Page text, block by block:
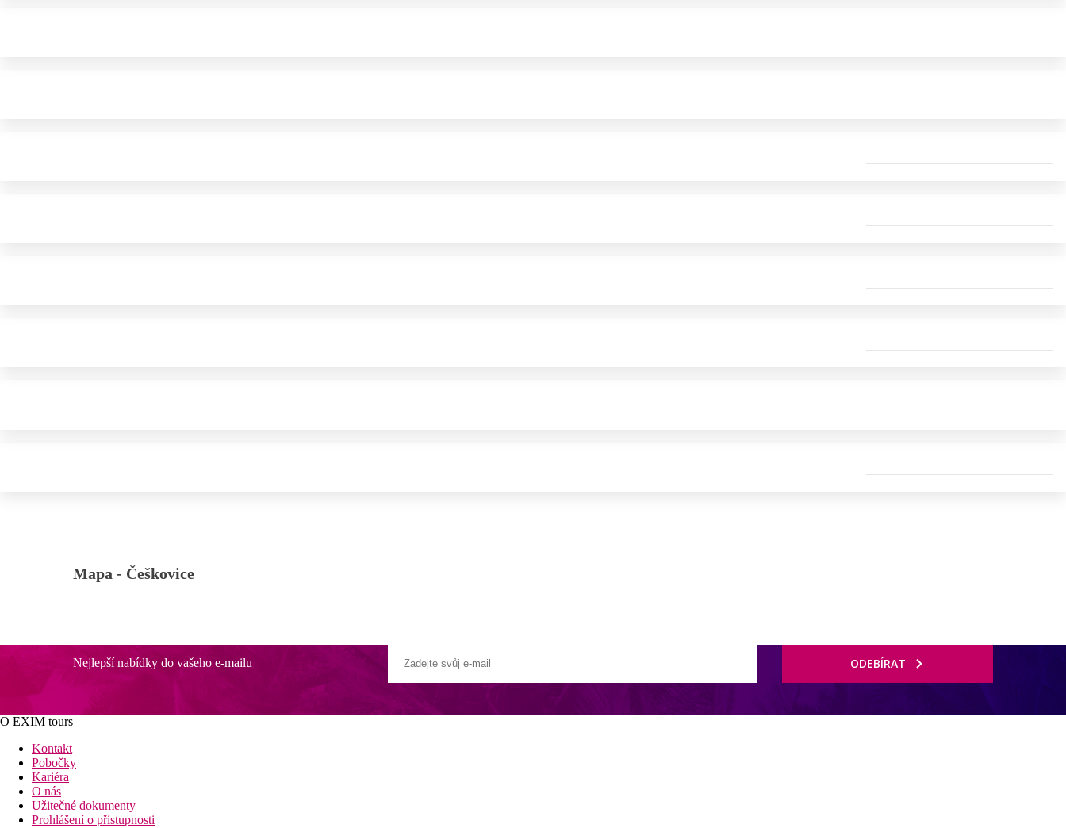
Mapa - Češkovice
Nejlepší nabídky do vašeho e-mailu ODEBÍRAT
O EXIM tours
Kontakt
Pobočky
Kariéra
O nás
Užitečné dokumenty
Prohlášení o přístupnosti